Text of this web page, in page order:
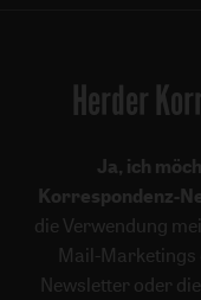
Herder
Ja, ich
Korrespondenz-
die Verwendung
Mail-Marketings
Newsletter oder